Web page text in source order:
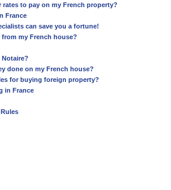
rates to pay on my French property?
France
can save you a fortune!
from my French house?
Notaire?
done on my French house?
for buying foreign property?
in France